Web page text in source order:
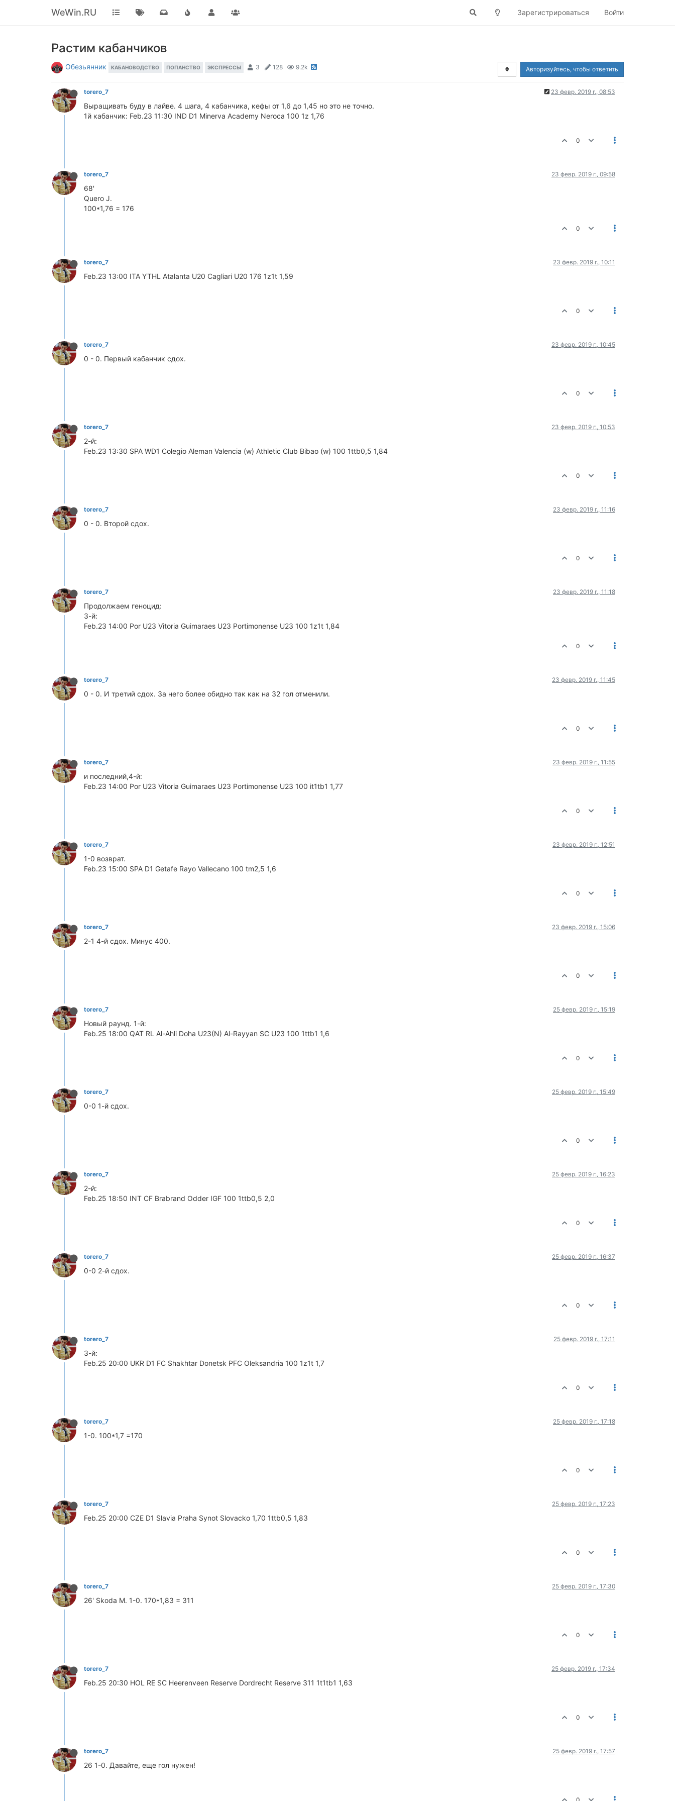
WeWin.RU Зарегистрироваться Войти
Растим кабанчиков
Обезьянник КАБАНОВОДСТВО ПОПАНСТВО ЭКСПРЕССЫ 3 128 9.2k Авторизуйтесь, чтобы ответить
torero_7 23 февр. 2019 г., 08:53
Выращивать буду в лайве. 4 шага, 4 кабанчика, кефы от 1,6 до 1,45 но это не точно.
1й кабанчик: Feb.23 11:30 IND D1 Minerva Academy Neroca 100 1z 1,76
0
torero_7 23 февр. 2019 г., 09:58
68'
Quero J.
100*1,76 = 176
0
torero_7 23 февр. 2019 г., 10:11
Feb.23 13:00 ITA YTHL Atalanta U20 Cagliari U20 176 1z1t 1,59
0
torero_7 23 февр. 2019 г., 10:45
0 - 0. Первый кабанчик сдох.
0
torero_7 23 февр. 2019 г., 10:53
2-й:
Feb.23 13:30 SPA WD1 Colegio Aleman Valencia (w) Athletic Club Bibao (w) 100 1ttb0,5 1,84
0
torero_7 23 февр. 2019 г., 11:16
0 - 0. Второй сдох.
0
torero_7 23 февр. 2019 г., 11:18
Продолжаем геноцид:
3-й:
Feb.23 14:00 Por U23 Vitoria Guimaraes U23 Portimonense U23 100 1z1t 1,84
0
torero_7 23 февр. 2019 г., 11:45
0 - 0. И третий сдох. За него более обидно так как на 32 гол отменили.
0
torero_7 23 февр. 2019 г., 11:55
и последний,4-й:
Feb.23 14:00 Por U23 Vitoria Guimaraes U23 Portimonense U23 100 it1tb1 1,77
0
torero_7 23 февр. 2019 г., 12:51
1-0 возврат.
Feb.23 15:00 SPA D1 Getafe Rayo Vallecano 100 tm2,5 1,6
0
torero_7 23 февр. 2019 г., 15:06
2-1 4-й сдох. Минус 400.
0
torero_7 25 февр. 2019 г., 15:19
Новый раунд. 1-й:
Feb.25 18:00 QAT RL Al-Ahli Doha U23(N) Al-Rayyan SC U23 100 1ttb1 1,6
0
torero_7 25 февр. 2019 г., 15:49
0-0 1-й сдох.
0
torero_7 25 февр. 2019 г., 16:23
2-й:
Feb.25 18:50 INT CF Brabrand Odder IGF 100 1ttb0,5 2,0
0
torero_7 25 февр. 2019 г., 16:37
0-0 2-й сдох.
0
torero_7 25 февр. 2019 г., 17:11
3-й:
Feb.25 20:00 UKR D1 FC Shakhtar Donetsk PFC Oleksandria 100 1z1t 1,7
0
torero_7 25 февр. 2019 г., 17:18
1-0. 100*1,7 =170
0
torero_7 25 февр. 2019 г., 17:23
Feb.25 20:00 CZE D1 Slavia Praha Synot Slovacko 1,70 1ttb0,5 1,83
0
torero_7 25 февр. 2019 г., 17:30
26' Skoda M. 1-0. 170*1,83 = 311
0
torero_7 25 февр. 2019 г., 17:34
Feb.25 20:30 HOL RE SC Heerenveen Reserve Dordrecht Reserve 311 1t1tb1 1,63
0
torero_7 25 февр. 2019 г., 17:57
26 1-0. Давайте, еще гол нужен!